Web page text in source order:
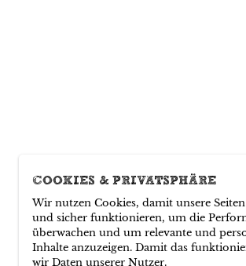
COOKIES & PRIVATSPHÄRE
Wir nutzen Cookies, damit unsere
und sicher funktionieren, um die
überwachen und um relevante und
Inhalte anzuzeigen. Damit das
wir Daten unserer Nutzer.